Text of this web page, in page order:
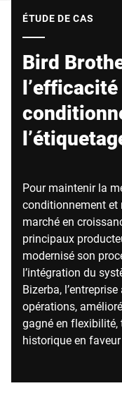
ÉTUDE DE CAS
Bird
Pour maintenir la
conditionnement et
marché en
principaux
modernisé son
l’intégration du
Bizerba,
opérations,
gagné en
historique en